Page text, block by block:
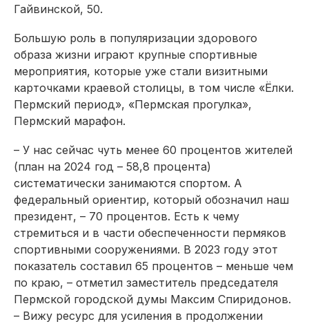
Гайвинской, 50.
Большую роль в популяризации здорового
образа жизни играют крупные спортивные
мероприятия, которые уже стали визитными
карточками краевой столицы, в том числе «Ёлки.
Пермский период», «Пермская прогулка»,
Пермский марафон.
– У нас сейчас чуть менее 60 процентов жителей
(план на 2024 год – 58,8 процента)
систематически занимаются спортом. А
федеральный ориентир, который обозначил наш
президент, – 70 процентов. Есть к чему
стремиться и в части обеспеченности пермяков
спортивными сооружениями. В 2023 году этот
показатель составил 65 процентов – меньше чем
по краю, – отметил заместитель председателя
Пермской городской думы Максим Спиридонов.
– Вижу ресурс для усиления в продолжении